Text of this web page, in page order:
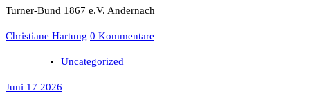
Turner-Bund 1867 e.V. Andernach
Christiane Hartung 0 Kommentare
Uncategorized
Juni 17 2026